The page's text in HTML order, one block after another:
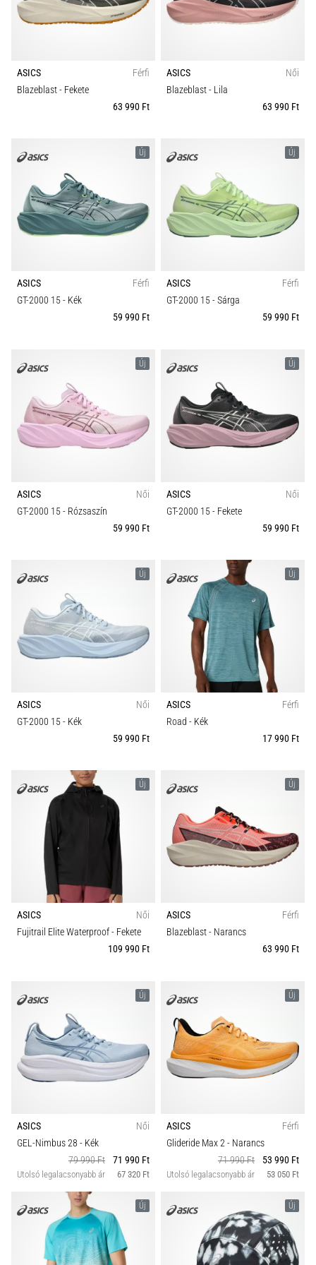
leggyakoribb
kiváltó
bőnye
gyulladása
Minden cikk
megjelenítése
ASICS
Férfi
Blazeblast- Fekete
63 990 Ft
ASICS
Női
Blazeblast- Lila
63 990 Ft
Új
ASICS
Férfi
GT-2000 15- Kék
59 990 Ft
Új
ASICS
Férfi
GT-2000 15- Sárga
59 990 Ft
Új
ASICS
Női
GT-2000 15- Rózsaszín
59 990 Ft
Új
ASICS
Női
GT-2000 15- Fekete
59 990 Ft
Új
ASICS
Női
GT-2000 15- Kék
59 990 Ft
Új
ASICS
Férfi
Road - Kék
17 990 Ft
Új
ASICS
Női
Fujitrail Elite Waterproof- Fekete
109 990 Ft
Új
ASICS
Férfi
Blazeblast- Narancs
63 990 Ft
Új
ASICS
Női
GEL-Nimbus 28 - Kék
79 990 Ft
71 990 Ft
Utolsó legalacsonyabb ár 67 320 Ft
Új
ASICS
Férfi
Glideride Max 2- Narancs
71 990 Ft
53 990 Ft
Utolsó legalacsonyabb ár 53 050 Ft
Új Új